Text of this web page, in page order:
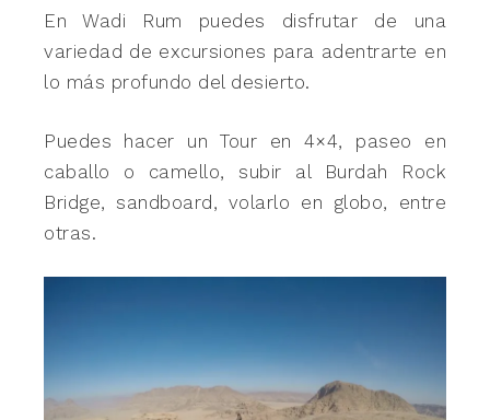
En Wadi Rum puedes disfrutar de una
variedad de excursiones para adentrarte en
lo más profundo del desierto.
Puedes hacer un Tour en 4×4, paseo en
caballo o camello, subir al Burdah Rock
Bridge, sandboard, volarlo en globo, entre
otras.